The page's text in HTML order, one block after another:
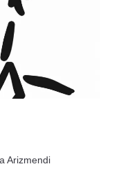
Arizmendi